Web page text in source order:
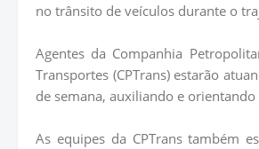
no trânsito de veículos durante o
Agentes da Companhia
Transportes (CPTrans) estarão
de semana, auxiliando e
As equipes da CPTrans também